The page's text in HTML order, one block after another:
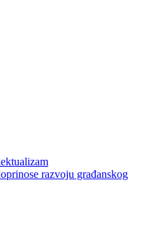
razvoju građanskog